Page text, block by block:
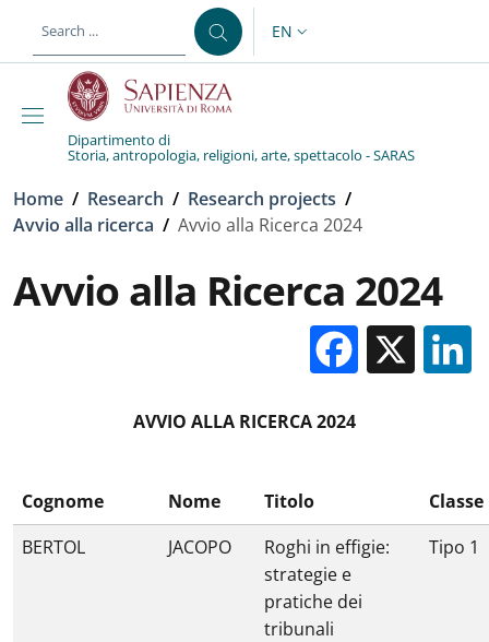
LANGUAGE SWITCHER:
EN
Dipartimento di
Storia, antropologia, religioni, arte, spettacolo - SARAS
Breadcrumb
Home / Research / Research projects /
Avvio alla ricerca / Avvio alla Ricerca 2024
Avvio alla Ricerca 2024
X
AVVIO ALLA RICERCA 2024
Cognome Nome Titolo
Classe
BERTOL
JACOPO
Roghi in effigie:
strategie e
pratiche dei
tribunali
Tipo 1